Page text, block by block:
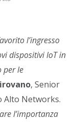
l’ingresso
dispositivi IoT in
per le
, Senior
Alto Networks.
l’importanza